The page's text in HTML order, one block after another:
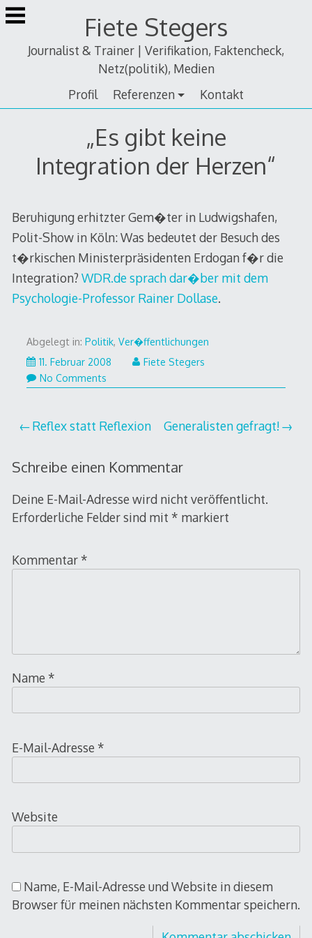
Zum
Inhalt
Fiete Stegers
Journalist & Trainer | Verifikation, Faktencheck,
Netz(politik), Medien
Profil
Referenzen Kontakt
„Es gibt keine
Integration der Herzen“
Beruhigung erhitzter Gem�ter in Ludwigshafen,
Polit-Show in Köln: Was bedeutet der Besuch des
t�rkischen Ministerpräsidenten Erdogan f�r die
Integration? WDR.de sprach dar�ber mit dem
Psychologie-Professor Rainer Dollase.
Abgelegt in: Politik, Ver�ffentlichungen
11. Februar 2008
Fiete Stegers
No Comments
Beitragsnavigation
Reflex statt Reflexion Generalisten gefragt!
Schreibe einen Kommentar
Deine E-Mail-Adresse wird nicht veröffentlicht.
Erforderliche Felder sind mit * markiert
Kommentar *
Name *
E-Mail-Adresse *
Website
Name, E-Mail-Adresse und Website in diesem
Browser für meinen nächsten Kommentar speichern.